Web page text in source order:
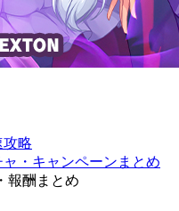
攻略
・キャンペーンまとめ
報酬まとめ